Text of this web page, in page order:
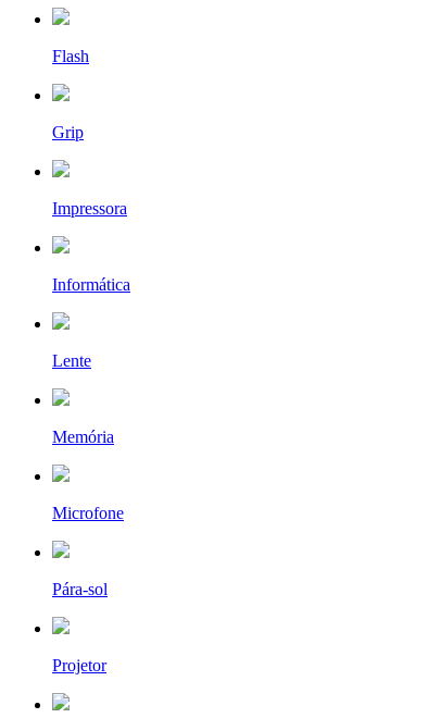
Flash
Grip
Impressora
Informática
Lente
Memória
Microfone
Pára-sol
Projetor